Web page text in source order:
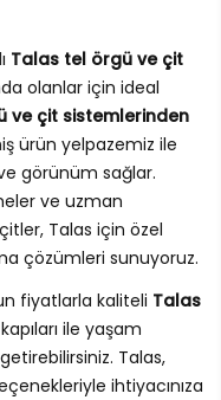
Talas tel örgü ve çit
olanlar için ideal
ve çit sistemlerinden
ürün yelpazemiz ile
görünüm sağlar.
ve uzman
Talas için özel
çözümleri sunuyoruz.
fiyatlarla kaliteli Talas
ile yaşam
Talas,
ihtiyacınıza